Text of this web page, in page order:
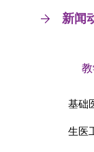
新闻
基础
生医